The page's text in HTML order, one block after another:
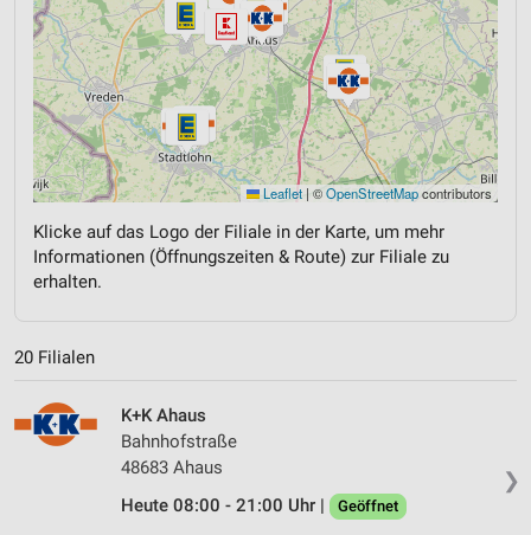
Leaflet | ©OpenStreetMapcontributors
Klicke auf das Logo der Filiale in der Karte, um mehr
Informationen (Öffnungszeiten & Route) zur Filiale zu
erhalten.
20 Filialen
❯
K+K Ahaus
Bahnhofstraße
48683 Ahaus
Heute 08:00 - 21:00 Uhr |
Geöffnet